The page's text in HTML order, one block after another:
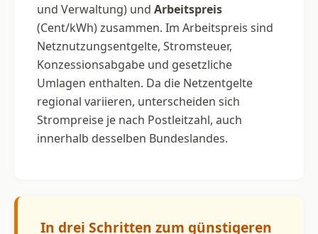
und Verwaltung) und Arbeitspreis
(Cent/kWh) zusammen. Im Arbeitspreis sind
Netznutzungsentgelte, Stromsteuer,
Konzessionsabgabe und gesetzliche
Umlagen enthalten. Da die Netzentgelte
regional variieren, unterscheiden sich
Strompreise je nach Postleitzahl, auch
innerhalb desselben Bundeslandes.
In drei Schritten zum günstigeren